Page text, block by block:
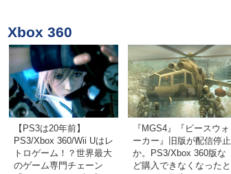
Xbox 360
【PS3は20年前】
PS3/Xbox 360/Wii Uはレ
トロゲーム！？世界最大
のゲーム専門チェーン
『MGS4』『ピースウォ
ーカー』旧版が配信停止
か。PS3/Xbox 360版な
ど購入できなくなったと